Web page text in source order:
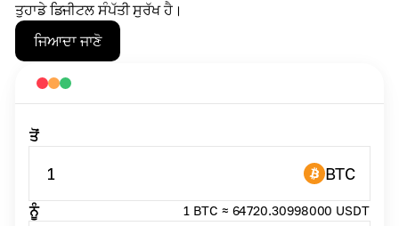
ਤੁਹਾਡੇ ਡਿਜੀਟਲ ਸੰਪੱਤੀ ਸੁਰੱਖ ਹੈ।
ਜਿਆਦਾ ਜਾਣੋ
ਤੋਂ
1 BTC
ਨੂੰ 1 BTC ≈ 64720.30998000 USDT